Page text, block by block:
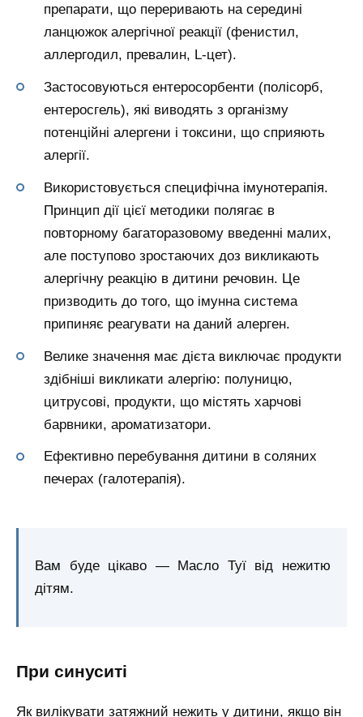
препарати, що переривають на середині
ланцюжок алергічної реакції (фенистил,
аллергодил, превалин, L-цет).
Застосовуються ентеросорбенти (полісорб,
ентеросгель), які виводять з організму
потенційні алергени і токсини, що сприяють
алергії.
Використовується специфічна імунотерапія.
Принцип дії цієї методики полягає в
повторному багаторазовому введенні малих,
але поступово зростаючих доз викликають
алергічну реакцію в дитини речовин. Це
призводить до того, що імунна система
припиняє реагувати на даний алерген.
Велике значення має дієта виключає продукти
здібніші викликати алергію: полуницю,
цитрусові, продукти, що містять харчові
барвники, ароматизатори.
Ефективно перебування дитини в соляних
печерах (галотерапія).
Вам буде цікаво — Масло Туї від нежитю
дітям.
При синуситі
Як вилікувати затяжний нежить у дитини, якщо він